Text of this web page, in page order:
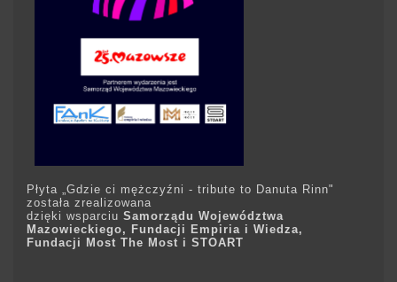
Płyta „Gdzie ci mężczyźni - tribute to Danuta Rinn"
została zrealizowana
dzięki wsparciuSamorządu Województwa
Mazowieckiego, Fundacji Empiria i Wiedza,
Fundacji Most The Most i STOART